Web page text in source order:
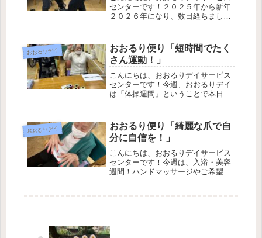
センターです！２０２５年から新年
２０２６年になり、数日経ちました
色々な運動を順繰り回り身体を動か
す「サーキット運動」を行いまし
た。お正月は職員含...
おおるりデイ
おおるり便り「短時間でたく
さん運動！」
こんにちは、おおるりデイサービス
センターです！今週、おおるりデイ
は「体操週間」ということで本日
た。本日は、その際の様子をお届け
いたします。今回は、手すりにつか
まりながら「つま先...
おおるりデイ
おおるり便り「綺麗な爪で自
分に自信を！」
こんにちは、おおるりデイサービス
センターです！今週は、入浴・美容
週間！ハンドマッサージやご希望者